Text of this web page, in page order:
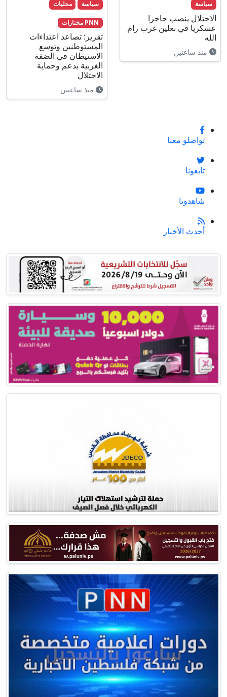
سياسة
الاحتلال ينصب حاجزا
عسكريا في نعلين غرب رام
الله
منذ ساعتين
سياسة محليات
PNN مختارات
تقرير: تصاعد اعتداءات
المستوطنين وتوسع
الاستيطان في الضفة
الغربية بدعم وحماية
الاحتلال
منذ ساعتين
تواصلو معنا
تابعونا
شاهدونا
أحدث الأخبار